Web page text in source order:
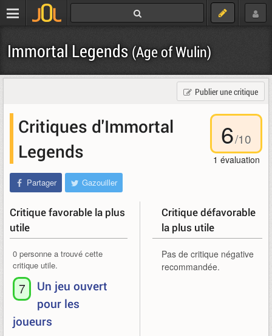
Immortal Legends(Age of Wulin)
Publier une critique
6/10
1 évaluation
Critiques d'Immortal
Legends
Partager Gazouiller
Critique favorable la plus
utile
Critique défavorable
la plus utile
0 personne a trouvé cette
critique utile.
7
Un jeu ouvert
pour les
joueurs
Pas de critique négative
recommandée.